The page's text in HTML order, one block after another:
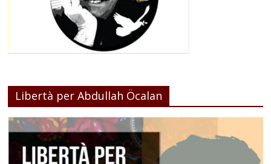
Libertà per Abdullah Öcalan